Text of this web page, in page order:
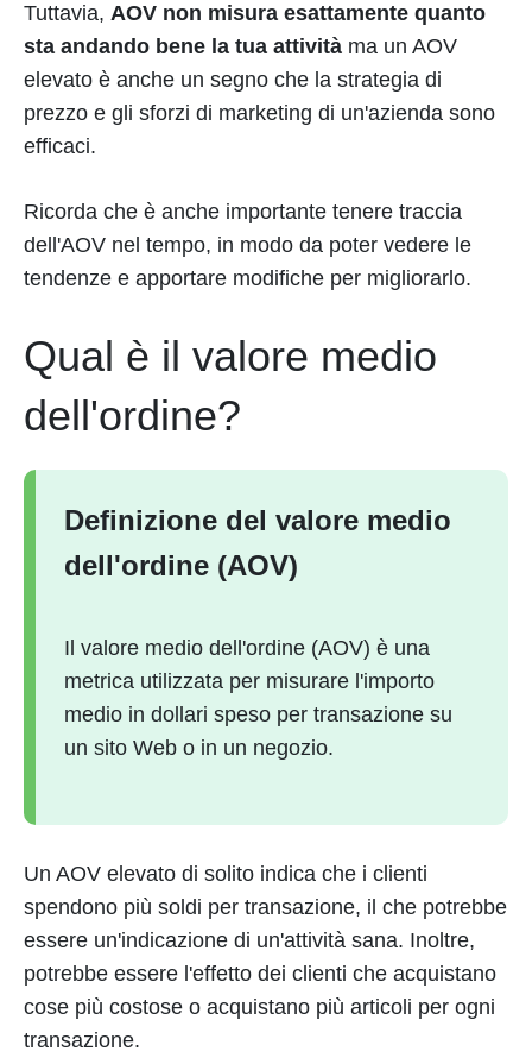
Tuttavia, AOV non misura esattamente quanto
sta andando bene la tua attività ma un AOV
elevato è anche un segno che la strategia di
prezzo e gli sforzi di marketing di un'azienda sono
efficaci.
Ricorda che è anche importante tenere traccia
dell'AOV nel tempo, in modo da poter vedere le
tendenze e apportare modifiche per migliorarlo.
Qual è il valore medio
dell'ordine?
Definizione del valore medio
dell'ordine (AOV)
Il valore medio dell'ordine (AOV) è una
metrica utilizzata per misurare l'importo
medio in dollari speso per transazione su
un sito Web o in un negozio.
Un AOV elevato di solito indica che i clienti
spendono più soldi per transazione, il che potrebbe
essere un'indicazione di un'attività sana. Inoltre,
potrebbe essere l'effetto dei clienti che acquistano
cose più costose o acquistano più articoli per ogni
transazione.